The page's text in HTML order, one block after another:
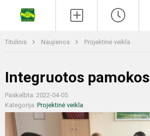
Titulinis Naujienos Projektinė veikla
Integruotos pamokos
Paskelbta: 2022-04-05
Kategorija: Projektinė veikla